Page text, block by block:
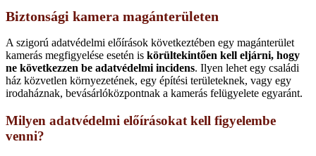
Biztonsági kamera magánterületen
A szigorú adatvédelmi előírások következtében egy magánterület
kamerás megfigyelése esetén is körültekintően kell eljárni, hogy
ne következzen be adatvédelmi incidens. Ilyen lehet egy családi
ház közvetlen környezetének, egy építési területeknek, vagy egy
irodaháznak, bevásárlóközpontnak a kamerás felügyelete egyaránt.
Milyen adatvédelmi előírásokat kell figyelembe
venni?